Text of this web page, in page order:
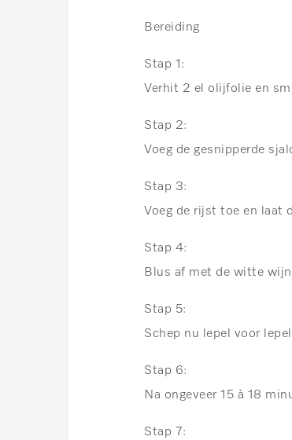
Bereiding
Stap 1:
Verhit 2 el olijfolie en
Stap 2:
Voeg de gesnipperde
Stap 3:
Voeg de rijst toe en laat
Stap 4:
Blus af met de witte
Stap 5:
Schep nu lepel voor
Stap 6:
Na ongeveer 15 à 18
Stap 7: